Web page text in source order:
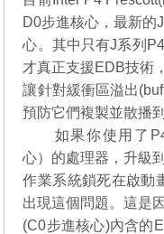
D0步進核心，最新的
心。其中只有J系列
才真正支援EDB技術
讓針對緩衝區溢出
預防它們複製並散播
如果你使用了P4
心）的處理器，升級
作業系統鎖死在啟動
出現這個問題。這是
(C0步進核心)內含的